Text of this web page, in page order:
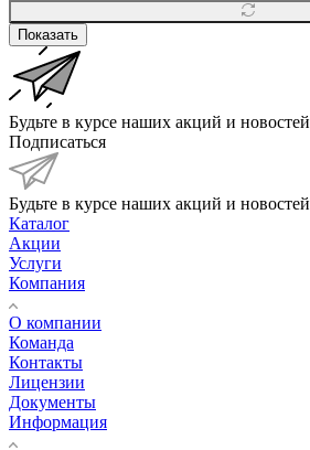
Показать
Будьте в курсе наших акций и новостей
Подписаться
Будьте в курсе наших акций и новостей
Каталог
Акции
Услуги
Компания
О компании
Команда
Контакты
Лицензии
Документы
Информация